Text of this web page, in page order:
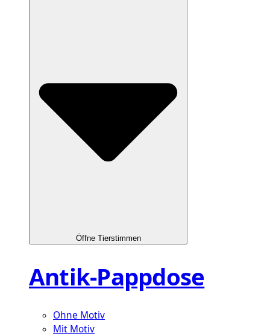
Öffne Tierstimmen
Antik-Pappdose
Ohne Motiv
Mit Motiv